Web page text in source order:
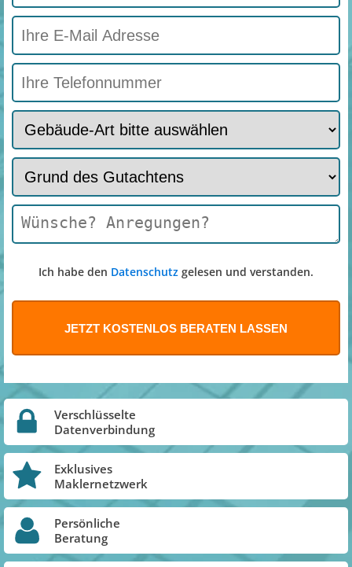
Ich habe den Datenschutz gelesen und verstanden.
Verschlüsselte
Datenverbindung
Exklusives
Maklernetzwerk
Persönliche
Beratung